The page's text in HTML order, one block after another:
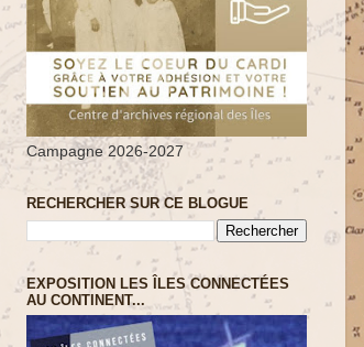
Campagne 2026-2027
RECHERCHER SUR CE BLOGUE
EXPOSITION LES ÎLES CONNECTÉES
AU CONTINENT...